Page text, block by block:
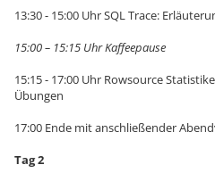
13:30 - 15:00 Uhr SQL Trace:
15:00 – 15:15 Uhr Kaffeepause
15:15 - 17:00 Uhr Rowsource
Übungen
17:00 Ende mit anschließender
Tag 2